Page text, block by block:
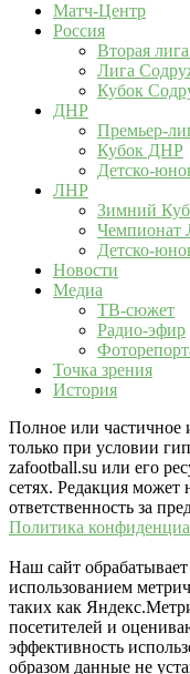
Матч-Центр
Россия
Вторая
Лига
Кубок
ДНР
Премьер-
Кубок ДНР
Детско-
ЛНР
Зимний
Чемпионат
Детско-
Новости
Медиа
ТВ-сюжет
Радио-эфир
Точка зрения
История
Полное или частичное
только при условии
zafootball.su или его
сетях. Редакция может
ответственность за
Политика
Наш сайт
использованием
таких как
посетителей и
эффективность
образом данные не